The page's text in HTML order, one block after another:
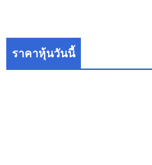
ราคาหุ้นวันนี้